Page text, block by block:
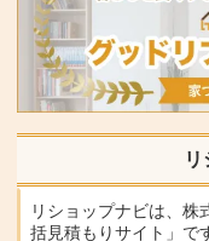
リショップナビは、株
括見積もりサイト」で